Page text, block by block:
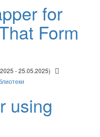
for
Form
- 25.05.2025)
using